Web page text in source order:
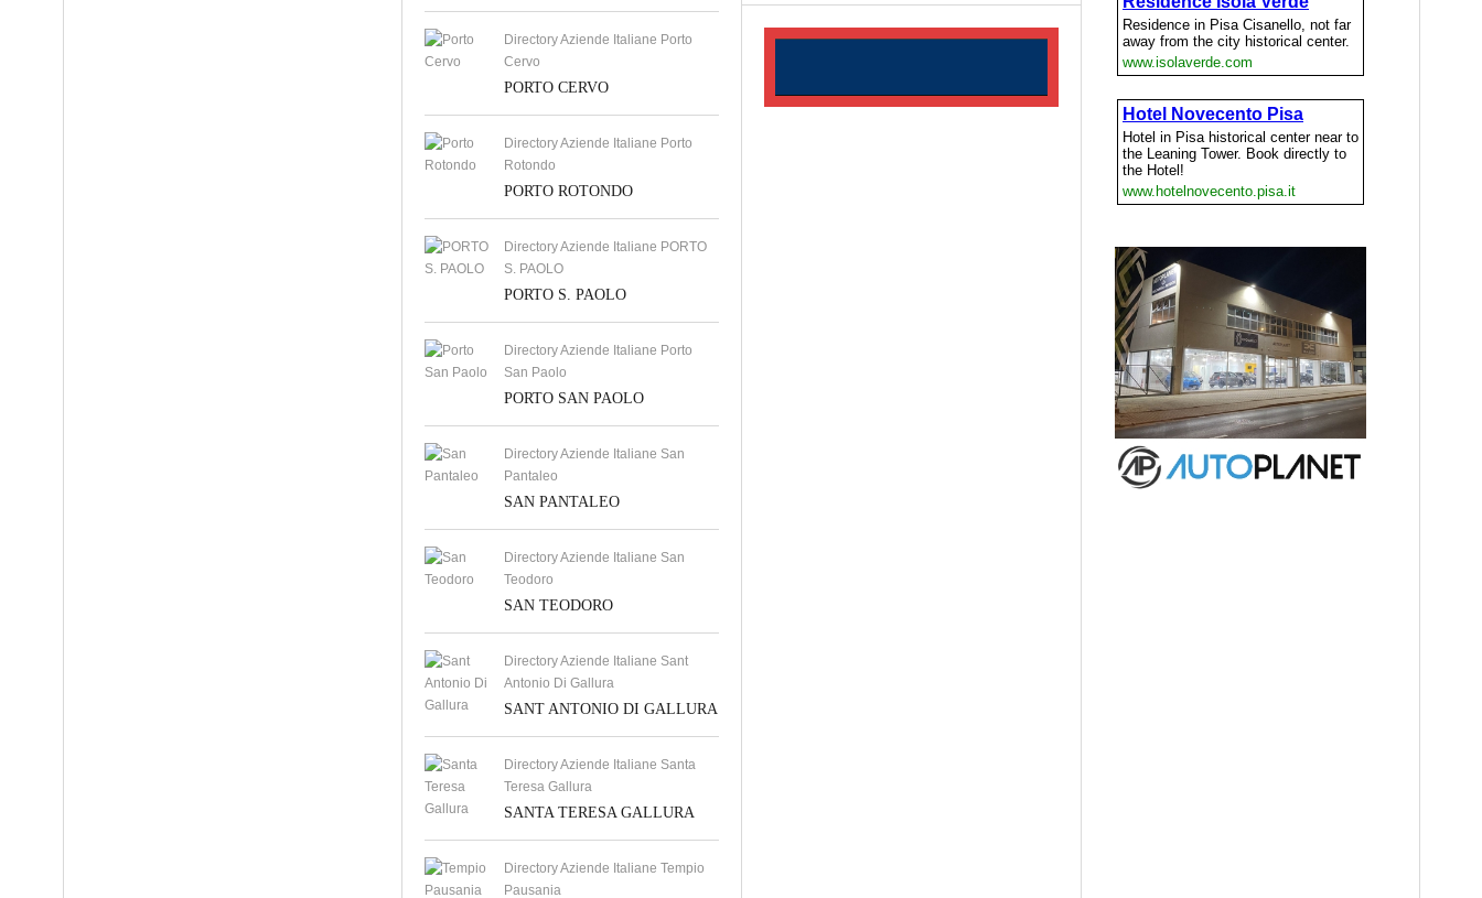
Directory Aziende Italiane Porto
Cervo
PORTO CERVO
Directory Aziende Italiane Porto
Rotondo
PORTO ROTONDO
Directory Aziende Italiane PORTO
S. PAOLO
PORTO S. PAOLO
Directory Aziende Italiane Porto
San Paolo
PORTO SAN PAOLO
Directory Aziende Italiane San
Pantaleo
SAN PANTALEO
Directory Aziende Italiane San
Teodoro
SAN TEODORO
Directory Aziende Italiane Sant
Antonio Di Gallura
SANT ANTONIO DI GALLURA
Directory Aziende Italiane Santa
Teresa Gallura
SANTA TERESA GALLURA
Directory Aziende Italiane Tempio
Pausania